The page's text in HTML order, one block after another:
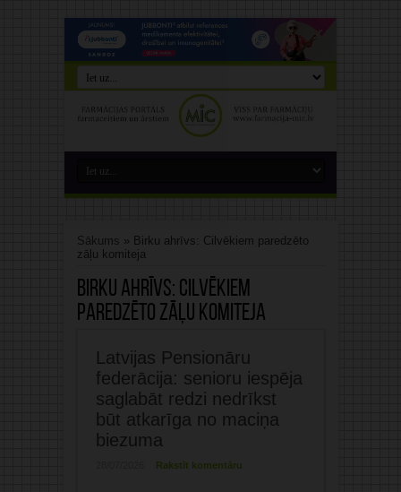
Sākums » Birku ahrīvs: Cilvēkiem paredzēto
zāļu komiteja
Birku ahrīvs: Cilvēkiem
paredzēto zāļu komiteja
Latvijas Pensionāru
federācija: senioru iespēja
saglabāt redzi nedrīkst
būt atkarīga no maciņa
biezuma
Rakstīt komentāru